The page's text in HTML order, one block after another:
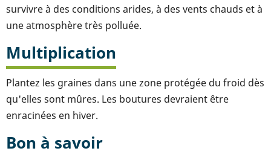
survivre à des conditions arides, à des vents chauds et à
une atmosphère très polluée.
Multiplication
Plantez les graines dans une zone protégée du froid dès
qu'elles sont mûres. Les boutures devraient être
enracinées en hiver.
Bon à savoir